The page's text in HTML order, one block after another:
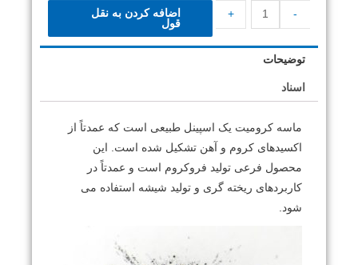
-
+
اضافه کردن به نقل
قول
توضیحات
اسناد
ماسه کرومیت یک اسپینل طبیعی است که عمدتاً از
اکسیدهای کروم و آهن تشکیل شده است. این
محصول فرعی تولید فروکروم است و عمدتاً در
کاربردهای ریخته گری و تولید شیشه استفاده می
شود.